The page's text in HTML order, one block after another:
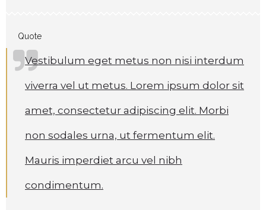
Quote
Vestibulum eget metus non nisi interdum
viverra vel ut metus. Lorem ipsum dolor sit
amet, consectetur adipiscing elit. Morbi
non sodales urna, ut fermentum elit.
Mauris imperdiet arcu vel nibh
condimentum.